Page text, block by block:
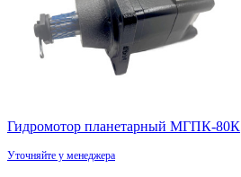
Гидромотор планетарный МГПК-80К
Уточняйте у менеджера